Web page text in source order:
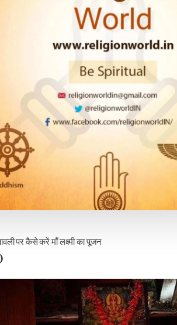
पर कैसे करें माँ लक्ष्मी का पूजन
)